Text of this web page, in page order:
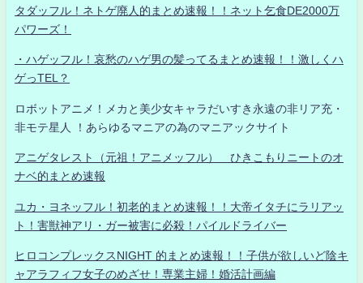
タダッフル！ネトゲ廃人的まとめ速報！！ネット乞食DE2000万
パワーズ！
・ハゲッフル！哀愁のハゲ男の髪ってるまとめ速報！！激しくハ
ゲっTEL？
ロボットアニメ！メカと美少女キャラだいすき永遠の非リア充・
非モテ星人 ！あらゆるマニアの為のマニアックサイト
アニゲタレスト（元祖！アニメッフル） ひきこもりニートのオ
ナベ的まとめ速報
ユカ・ヨネッフル！初老的まとめ速報！！大帝イタチにラリアッ
ト！害獣神アリ・ガー被害に必殺！パイルドライバー
ヒロコンプレックスNIGHT 的まとめ速報！！子供が欲しいど陰キ
ャアラフィフ女子のめざせ！専業主婦！婚活計画編